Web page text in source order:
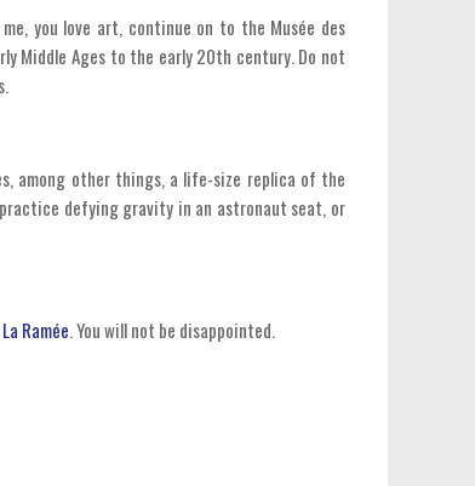
you love art, continue on to the Musée des
Middle Ages to the early 20th century. Do not
among other things, a life-size replica of the
defying gravity in an astronaut seat, or
Ramée. You will not be disappointed.